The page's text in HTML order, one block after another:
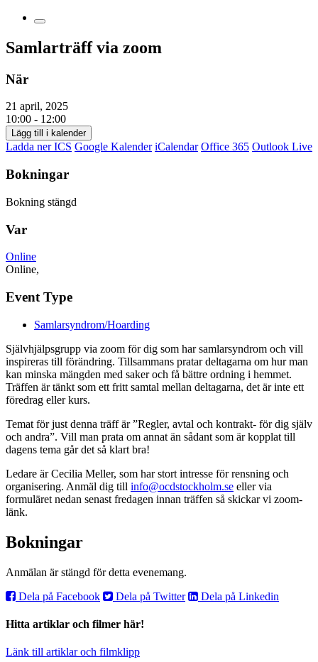
Samlarträff via zoom
När
21 april, 2025
10:00 - 12:00
Lägg till i kalender
Ladda ner ICS Google Kalender iCalendar Office 365 Outlook Live
Bokningar
Bokning stängd
Var
Online
Online,
Event Type
Samlarsyndrom/Hoarding
Självhjälpsgrupp via zoom för dig som har samlarsyndrom och vill
inspireras till förändring. Tillsammans pratar deltagarna om hur man
kan minska mängden med saker och få bättre ordning i hemmet.
Träffen är tänkt som ett fritt samtal mellan deltagarna, det är inte ett
föredrag eller kurs.
Temat för just denna träff är ”Regler, avtal och kontrakt- för dig själv
och andra”. Vill man prata om annat än sådant som är kopplat till
dagens tema går det så klart bra!
Ledare är Cecilia Meller, som har stort intresse för rensning och
organisering. Anmäl dig till info@ocdstockholm.se eller via
formuläret nedan senast fredagen innan träffen så skickar vi zoom-
länk.
Bokningar
Anmälan är stängd för detta evenemang.
Dela på Facebook
Dela på Twitter Dela på Linkedin
Hitta artiklar och filmer här!
Länk till artiklar och filmklipp